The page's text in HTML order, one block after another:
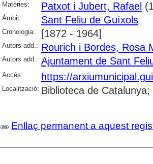
Matèries:
Patxot i Jubert, Rafael
Àmbit: Sant Feliu de Guíxols
Cronologia: [1872 - 1964]
Autors add.: Rourich i Bordes, Rosa
Autors add.: Ajuntament de Sant
Accés: https://
Localització: Biblioteca de
Enllaç permanent a aquest